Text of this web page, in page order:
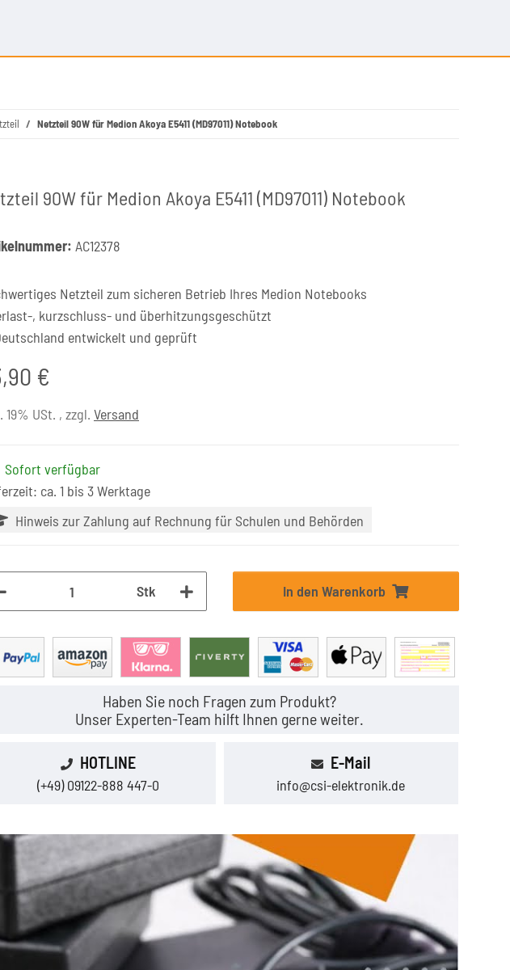
Netzteil 90W für Medion Akoya E5411 (MD97011) Notebook
90W für Medion Akoya E5411 (MD97011) Notebook
AC12378
Netzteil zum sicheren Betrieb Ihres Medion Notebooks
, kurzschluss- und überhitzungsgeschützt
entwickelt und geprüft
€
19% USt. , zzgl. Versand
Sofort verfügbar
ca. 1 bis 3 Werktage
Hinweis zur Zahlung auf Rechnung für Schulen und Behörden
Stk In den Warenkorb
Haben Sie noch Fragen zum Produkt?
Unser Experten-Team hilft Ihnen gerne weiter.
HOTLINE
(+49) 09122-888 447-0
E-Mail
info@csi-elektronik.de